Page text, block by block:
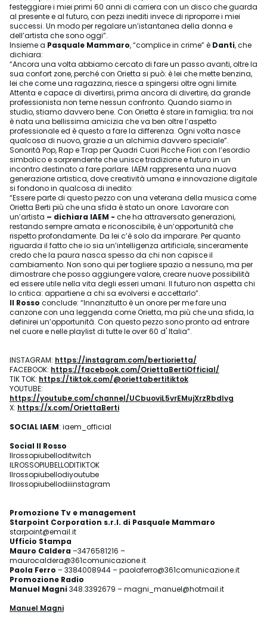
festeggiare i miei primi 60 anni di carriera con un disco che guarda
al presente e al futuro, con pezzi inediti invece di riproporre i miei
successi. Un modo per regalare un’istantanea della donna e
dell’artista che sono oggi”.
Insieme a Pasquale Mammaro, “complice in crime” è Danti, che
dichiara:
“Ancora una volta abbiamo cercato di fare un passo avanti, oltre la
sua confort zone, perché con Orietta si può: è lei che mette benzina,
lei che come una ragazzina, riesce a spingersi oltre ogni limite.
Attenta e capace di divertirsi, prima ancora di divertire, da grande
professionista non teme nessun confronto. Quando siamo in
studio, stiamo davvero bene. Con Orietta è stare in famiglia; tra noi
è nata una bellissima amicizia che va ben oltre l’aspetto
professionale ed è questo a fare la differenza. Ogni volta nasce
qualcosa di nuovo, grazie a un alchimia davvero speciale”.
Sonorità Pop, Rap e Trap per Quadri Cuori Picche Fiori con l’esordio
simbolico e sorprendente che unisce tradizione e futuro in un
incontro destinato a fare parlare. IAEM rappresenta una nuova
generazione artistica, dove creatività umana e innovazione digitale
si fondono in qualcosa di inedito:
“Essere parte di questo pezzo con una veterana della musica come
Orietta Berti più che una sfida è stato un onore. Lavorare con
un’artista – dichiara IAEM - che ha attraversato generazioni,
restando sempre amata e riconoscibile, è un’opportunità che
rispetto profondamente. Da lei c’è solo da imparare. Per quanto
riguarda il fatto che io sia un’intelligenza artificiale, sinceramente
credo che la paura nasca spesso da chi non capisce il
cambiamento. Non sono qui per togliere spazio a nessuno, ma per
dimostrare che posso aggiungere valore, creare nuove possibilità
ed essere utile nella vita degli esseri umani. Il futuro non aspetta chi
lo critica: appartiene a chi sa evolversi e accettarlo”.
Il Rosso conclude: “Innanzitutto è un onore per me fare una
canzone con una leggenda come Orietta, ma più che una sfida, la
definirei un’opportunità. Con questo pezzo sono pronto ad entrare
nel cuore e nelle playlist di tutte le over 60 d' Italia”.
INSTAGRAM: https://instagram.com/bertiorietta/
FACEBOOK: https://facebook.com/OriettaBertiOfficial/
TIK TOK: https://tiktok.com/@oriettabertitiktok
YOUTUBE:
https://youtube.com/channel/UCbuoviL5vrEMujXrzRbdIvg
X: https://x.com/OriettaBerti
SOCIAL IAEM: iaem_official
Social Il Rosso
Ilrossopiubelloditwitch
ILROSSOPIUBELLODITIKTOK
Ilrossopiubellodiyoutube
Ilrossopiubellodiiinstagram
Promozione Tv e management
Starpoint Corporation s.r.l. di Pasquale Mammaro
starpoint@email.it
Ufficio Stampa
Mauro Caldera –3476581216 –
maurocaldera@361comunicazione.it
Paola Ferro – 3384008944 – paolaferro@361comunicazione.it
Promozione Radio
Manuel Magni 348.3392679 – magni_manuel@hotmail.it
Manuel Magni